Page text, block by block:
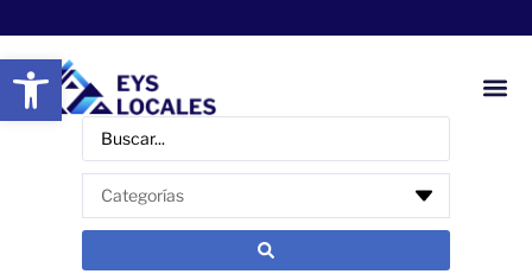
Abrir barra de herramientas